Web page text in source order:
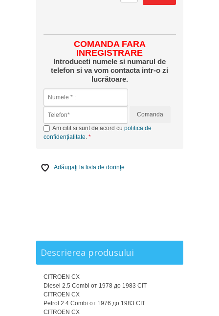
COMANDA FARA
INREGISTRARE
Introduceti numele si numarul de
telefon si va vom contacta intr-o zi
lucrătoare.
Comanda
Am citit si sunt de acord cu politica de
confidențialitate.
Adăugaţi la lista de dorinţe
Descrierea produsului
CITROEN CX
Diesel 2.5 Combi от 1978 до 1983 CIT
CITROEN CX
Petrol 2.4 Combi от 1976 до 1983 CIT
CITROEN CX